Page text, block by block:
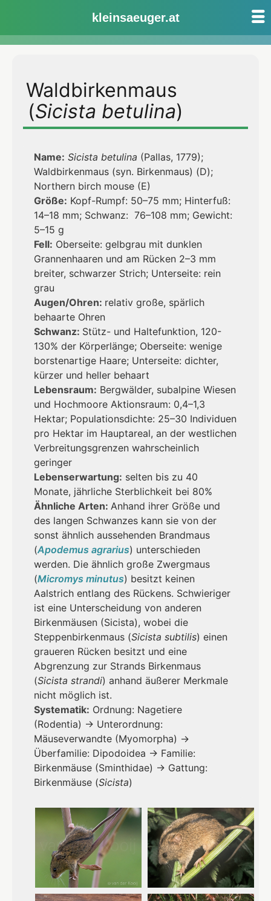
Zum
springen
Birkenmäuse
Waldbirkenmaus
(Sicista betulina)
Name: Sicista betulina (Pallas, 1779);
Waldbirkenmaus (syn. Birkenmaus) (D);
Northern birch mouse (E)
Größe: Kopf-Rumpf: 50–75 mm; Hinterfuß:
14–18 mm; Schwanz: 76–108 mm; Gewicht:
5–15 g
Fell: Oberseite: gelbgrau mit dunklen
Grannenhaaren und am Rücken 2–3 mm
breiter, schwarzer Strich; Unterseite: rein
grau
Augen/Ohren: relativ große, spärlich
behaarte Ohren
Schwanz: Stütz- und Haltefunktion, 120-
130% der Körperlänge; Oberseite: wenige
borstenartige Haare; Unterseite: dichter,
kürzer und heller behaart
Lebensraum: Bergwälder, subalpine Wiesen
und Hochmoore Aktionsraum: 0,4–1,3
Hektar; Populationsdichte: 25–30 Individuen
pro Hektar im Hauptareal, an der westlichen
Verbreitungsgrenzen wahrscheinlich
geringer
Lebenserwartung: selten bis zu 40
Monate, jährliche Sterblichkeit bei 80%
Ähnliche Arten: Anhand ihrer Größe und
des langen Schwanzes kann sie von der
sonst ähnlich aussehenden Brandmaus
(Apodemus agrarius) unterschieden
werden. Die ähnlich große Zwergmaus
(Micromys minutus) besitzt keinen
Aalstrich entlang des Rückens. Schwieriger
ist eine Unterscheidung von anderen
Birkenmäusen (Sicista), wobei die
Steppenbirkenmaus (Sicista subtilis) einen
graueren Rücken besitzt und eine
Abgrenzung zur Strands Birkenmaus
(Sicista strandi) anhand äußerer Merkmale
nicht möglich ist.
Systematik: Ordnung: Nagetiere
(Rodentia) → Unterordnung:
Mäuseverwandte (Myomorpha) →
Überfamilie: Dipodoidea → Familie:
Birkenmäuse (Sminthidae) → Gattung:
Birkenmäuse (Sicista)
kleinsaeuger.at